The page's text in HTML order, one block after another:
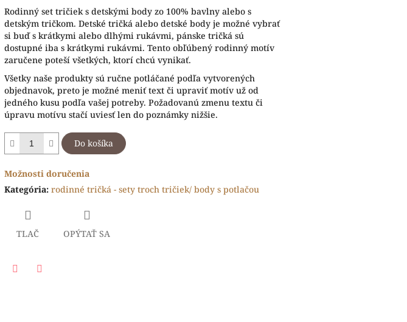
Rodinný set tričiek s detskými body zo 100% bavlny alebo s
detským tričkom. Detské tričká alebo detské body je možné vybrať
si buď s krátkymi alebo dlhými rukávmi, pánske tričká sú
dostupné iba s krátkymi rukávmi. Tento obľúbený rodinný motív
zaručene poteší všetkých, ktorí chcú vynikať.
Všetky naše produkty sú ručne potláčané podľa vytvorených
objednavok, preto je možné meniť text či upraviť motív už od
jedného kusu podľa vašej potreby. Požadovanú zmenu textu či
úpravu motívu stačí uviesť len do poznámky nižšie.
Do košíka
Možnosti doručenia
Kategória: rodinné tričká - sety troch tričiek/ body s potlačou
TLAČ OPÝTAŤ SA